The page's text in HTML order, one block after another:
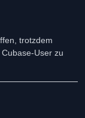
trotzdem
User zu